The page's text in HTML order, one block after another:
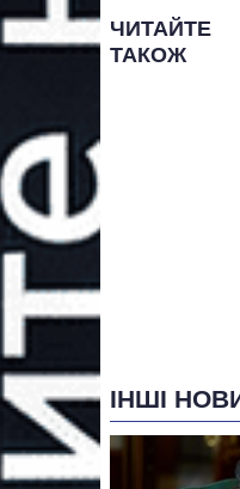
ЧИТАЙТЕ
ТАКОЖ
ІНШІ